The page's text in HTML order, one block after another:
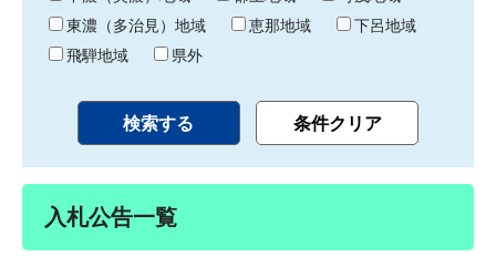
東濃（多治見）地域
恵那地域
下呂地域
飛騨地域
県外
入札公告一覧